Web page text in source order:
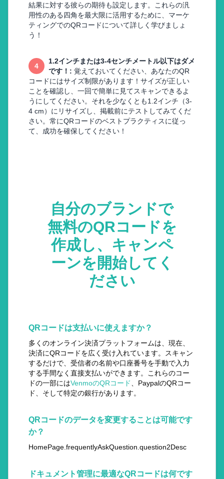
結果に対する彼らの期待も設定します。これらの汎
用性のある四角を最大限に活用するために、マーケ
ティングでのQRコードについて詳しく学びましょ
う！
4
1.2インチまたは3-4センチメートル以下はダメ
です！ : 覚えておいてください、あなたのQR
コードにはサイズ制限があります！サイズが正しい
ことを確認し、一回で簡単に見てスキャンできるよ
うにしてください。それを少なくとも1.2インチ（3-
4 cm）にリサイズし、掲載前にテストしてみてくだ
さい。常にQRコードのベストプラクティスに従っ
て、成功を確保してください！
自分のブランドで
無料のQRコードを
作成し、キャンペ
ーンを開始してく
ださい
QRコードは支払いに使えますか？
多くのオンライン決済プラットフォームは、現在、
決済にQRコードを広く受け入れています。スキャン
するだけで、受信者の名前や口座番号を手動で入力
する手間なく直接支払いができます。これらのコー
ドの一部にはVenmoのQRコード
、PaypalのQRコー
ド、そして特定の銀行があります。
QRコードのデータを変更することは可能です
か？
HomePage.frequentlyAskQuestion.question2Desc
ドキュメント管理に最適なQRコードは何です